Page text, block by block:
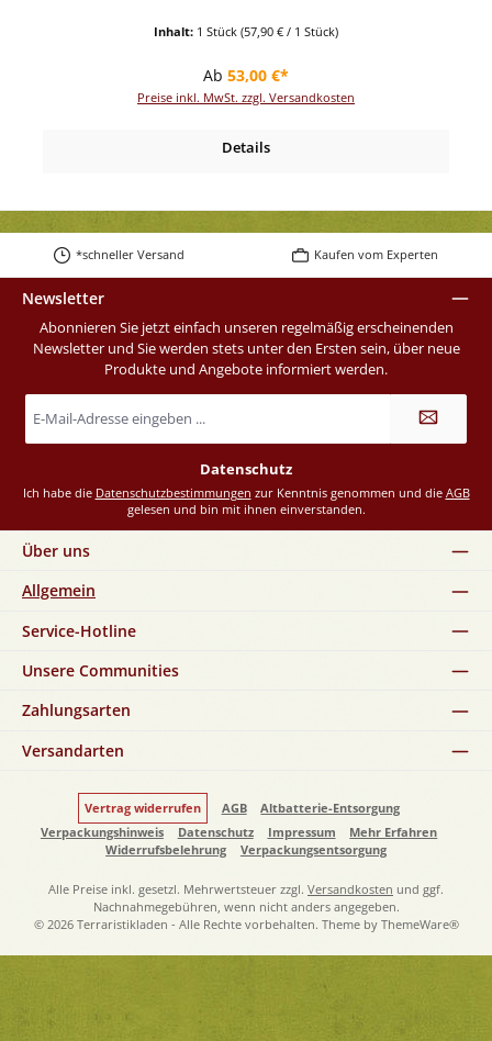
Inhalt: 1 Stück (57,90 € / 1 Stück)
Regulärer Preis:
Ab 53,00 €*
Preise inkl. MwSt. zzgl. Versandkosten
Details
*schneller Versand Kaufen vom Experten
Newsletter
Abonnieren Sie jetzt einfach unseren regelmäßig erscheinenden
Newsletter und Sie werden stets unter den Ersten sein, über neue
Produkte und Angebote informiert werden.
E-
Mail-
Datenschutz
Ich habe die Datenschutzbestimmungen zur Kenntnis genommen und die AGB
gelesen und bin mit ihnen einverstanden.
Über uns
Allgemein
Service-Hotline
Unsere Communities
Zahlungsarten
Versandarten
Vertrag widerrufen AGB
Altbatterie-Entsorgung
Verpackungshinweis
Datenschutz Impressum
Mehr Erfahren
Widerrufsbelehrung
Verpackungsentsorgung
Alle Preise inkl. gesetzl. Mehrwertsteuer zzgl. Versandkosten und ggf.
Nachnahmegebühren, wenn nicht anders angegeben.
© 2026 Terraristikladen - Alle Rechte vorbehalten. Theme by ThemeWare®